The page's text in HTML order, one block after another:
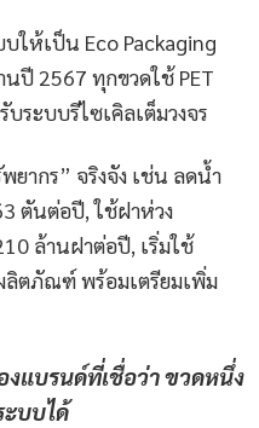
ให้เป็น Eco Packaging
ปี 2567 ทุกขวดใช้ PET
ระบบรีไซเคิลเต็มวงจร
ยากร” จริงจัง เช่น ลดน้ำ
ตันต่อปี, ใช้ฝาห่วง
ล้านฝาต่อปี, เริ่มใช้
ลิตภัณฑ์ พร้อมเตรียมเพิ่ม
แบรนด์ที่เชื่อว่า ขวดหนึ่ง
ะบบได้